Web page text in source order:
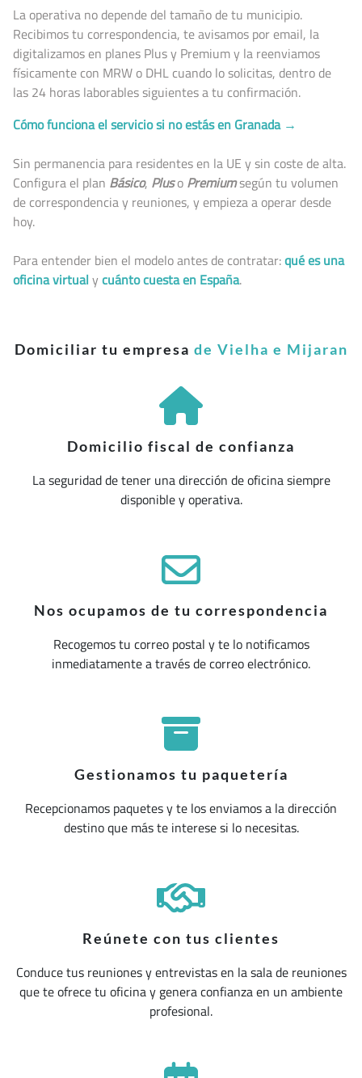
La operativa no depende del tamaño de tu municipio.
Recibimos tu correspondencia, te avisamos por email, la
digitalizamos en planes Plus y Premium y la reenviamos
físicamente con MRW o DHL cuando lo solicitas, dentro de
las 24 horas laborables siguientes a tu confirmación.
Cómo funciona el servicio si no estás en Granada →
Sin permanencia para residentes en la UE y sin coste de alta.
Configura el plan Básico, Pluso Premiumsegún tu volumen
de correspondencia y reuniones, y empieza a operar desde
hoy.
Para entender bien el modelo antes de contratar:qué es una
oficina virtual ycuánto cuesta en España.
Domiciliar tu empresa de Vielha e Mijaran
Domicilio fiscal de confianza
La seguridad de tener una dirección de oficina siempre
disponible y operativa.
Nos ocupamos de tu correspondencia
Recogemos tu correo postal y te lo notificamos
inmediatamente a través de correo electrónico.
Gestionamos tu paquetería
Recepcionamos paquetes y te los enviamos a la dirección
destino que más te interese si lo necesitas.
Reúnete con tus clientes
Conduce tus reuniones y entrevistas en la sala de reuniones
que te ofrece tu oficina y genera confianza en un ambiente
profesional.